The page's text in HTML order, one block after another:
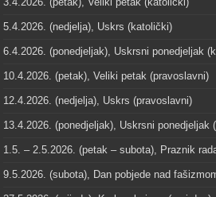
5.4.2026. (nedjelja), Uskrs (katolički)
6.4.2026. (ponedjeljak), Uskrsni ponedjeljak
10.4.2026. (petak), Veliki petak (pravoslavni)
12.4.2026. (nedjelja), Uskrs (pravoslavni)
13.4.2026. (ponedjeljak), Uskrsni ponedjeljak
1.5. – 2.5.2026. (petak – subota), Praznik
9.5.2026. (subota), Dan pobjede nad